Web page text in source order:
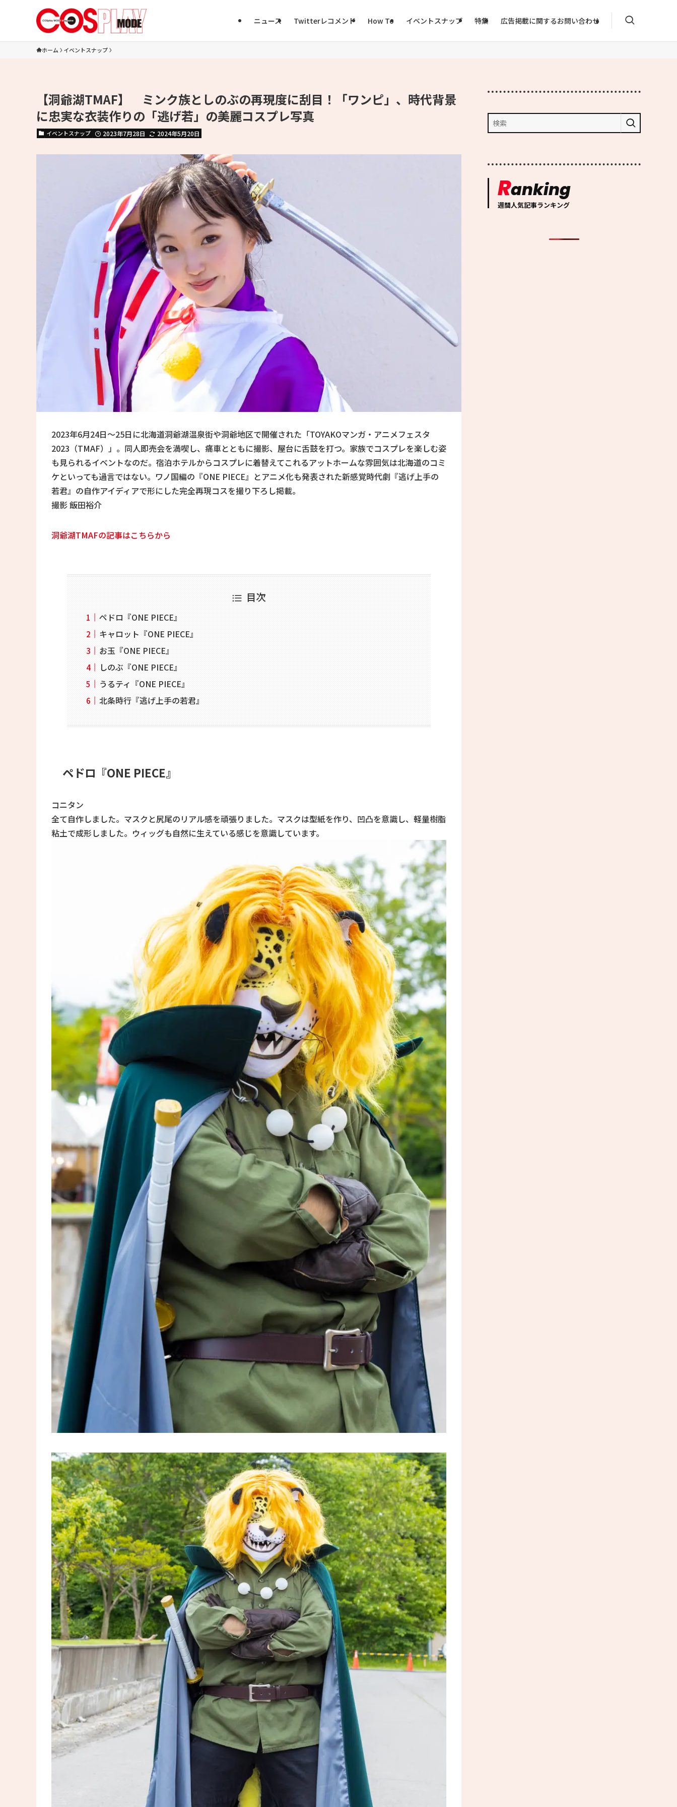
ニュース Twitterレコメンド How To イベントスナップ 特集 広告掲載に関するお問い合わせ
ホーム イベントスナップ
【洞爺湖TMAF】 ミンク族としのぶの再現度に刮目！「ワンピ」、時代背景
に忠実な衣装作りの「逃げ若」の美麗コスプレ写真
イベントスナップ 2023年7月28日 2024年5月20日
2023年6月24日〜25日に北海道洞爺湖温泉街や洞爺地区で開催された「TOYAKOマンガ・アニメフェスタ
2023（TMAF）」。同人即売会を満喫し、痛車とともに撮影、屋台に舌鼓を打つ。家族でコスプレを楽しむ姿
も見られるイベントなのだ。宿泊ホテルからコスプレに着替えてこれるアットホームな雰囲気は北海道のコミ
ケといっても過言ではない。ワノ国編の『ONE PIECE』とアニメ化も発表された新感覚時代劇『逃げ上手の
若君』の自作アイディアで形にした完全再現コスを撮り下ろし掲載。
撮影 飯田裕介
洞爺湖TMAFの記事はこちらから
目次
ペドロ『ONE PIECE』
キャロット『ONE PIECE』
お玉『ONE PIECE』
しのぶ『ONE PIECE』
うるティ『ONE PIECE』
北条時行『逃げ上手の若君』
ペドロ『ONE PIECE』
コニタン
全て自作しました。マスクと尻尾のリアル感を頑張りました。マスクは型紙を作り、凹凸を意識し、軽量樹脂
粘土で成形しました。ウィッグも自然に生えている感じを意識しています。
Ranking
週間人気記事ランキング